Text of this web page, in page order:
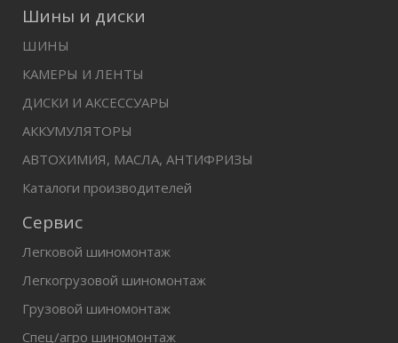
Шины и диски
ШИНЫ
КАМЕРЫ И ЛЕНТЫ
ДИСКИ И АКСЕССУАРЫ
АККУМУЛЯТОРЫ
АВТОХИМИЯ, МАСЛА, АНТИФРИЗЫ
Каталоги производителей
Сервис
Легковой шиномонтаж
Легкогрузовой шиномонтаж
Грузовой шиномонтаж
Спец/агро шиномонтаж